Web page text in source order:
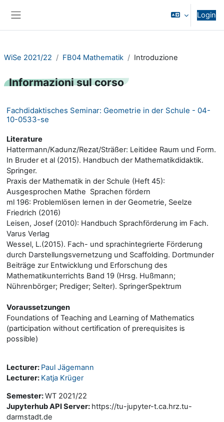
Login
WiSe 2021/22 FB04 Mathematik Introduzione
Informazioni sul corso
Fachdidaktisches Seminar: Geometrie in der Schule - 04-
10-0533-se
Literature
Hattermann/Kadunz/Rezat/Sträßer: Leitidee Raum und Form.
In Bruder et al (2015). Handbuch der Mathematikdidaktik.
Springer.
Praxis der Mathematik in der Schule (Heft 45):
Ausgesprochen Mathe  Sprachen fördern
ml 196: Problemlösen lernen in der Geometrie, Seelze
Friedrich (2016)
Leisen, Josef (2010): Handbuch Sprachförderung im Fach.
Varus Verlag
Wessel, L.(2015). Fach- und sprachintegrierte Förderung
durch Darstellungsvernetzung und Scaffolding. Dortmunder
Beiträge zur Entwicklung und Erforschung des
Mathematikunterrichts Band 19 (Hrsg. Hußmann;
Nührenbörger; Prediger; Selter). SpringerSpektrum
Voraussetzungen
Foundations of Teaching and Learning of Mathematics
(participation without certification of prerequisites is
possible)
Lecturer: Paul Jägemann
Lecturer: Katja Krüger
Semester:WT 2021/22
Jupyterhub API Server: https://tu-jupyter-t.ca.hrz.tu-
darmstadt.de